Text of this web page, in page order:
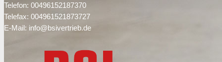
Telefon: 00496152187370
Telefax: 004961521873727
E-Mail: info@bsivertrieb.de